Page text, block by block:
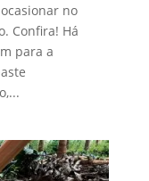
no
Confira! Há
para a